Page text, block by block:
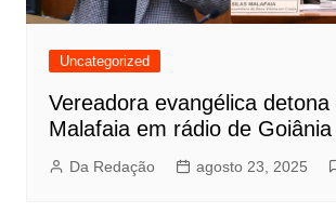
Uncategorized
Vereadora evangélica detona
Malafaia em rádio de Goiânia
Da Redação agosto 23, 2025